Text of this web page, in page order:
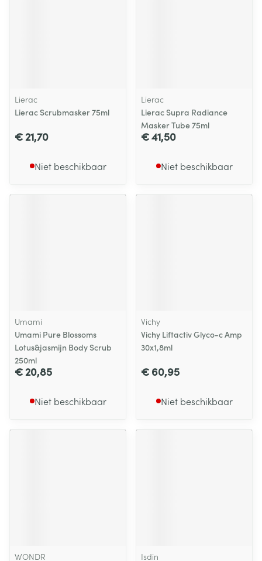
Lierac
Lierac Scrubmasker 75ml
€ 21,70
Niet beschikbaar
Lierac
Lierac Supra Radiance
Masker Tube 75ml
€ 41,50
Niet beschikbaar
Umami
Umami Pure Blossoms
Lotus&jasmijn Body Scrub
250ml
€ 20,85
Niet beschikbaar
Vichy
Vichy Liftactiv Glyco-c Amp
30x1,8ml
€ 60,95
Niet beschikbaar
WONDR
Isdin